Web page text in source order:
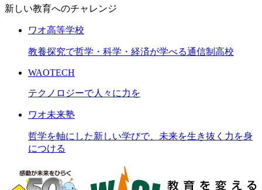
新しい教育へのチャレンジ
ワオ高等学校
教養探究で哲学・科学・経済が学べる通信制高校
WAOTECH
テクノロジーで人々に力を
ワオ未来塾
哲学を軸にした新しい学びで、未来を生き抜く力を身
につける